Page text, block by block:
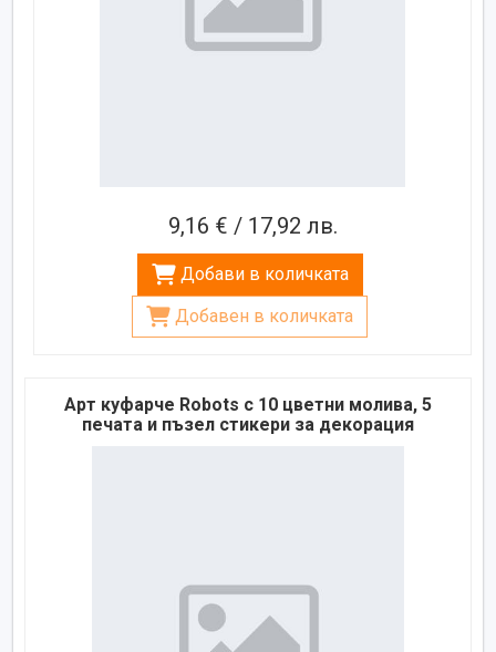
9,16 € / 17,92 лв.
Добави в количката
Добавен в количката
Арт куфарче Robots с 10 цветни молива, 5
печата и пъзел стикери за декорация